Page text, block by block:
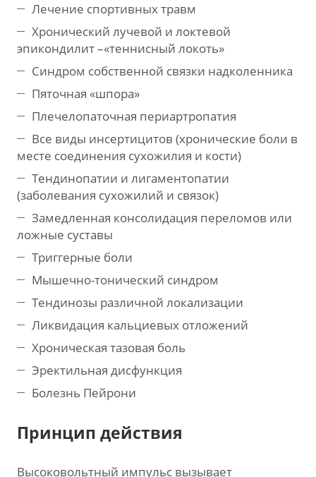
Лечение спортивных травм
Хронический лучевой и локтевой
эпикондилит –«теннисный локоть»
Синдром собственной связки надколенника
Пяточная «шпора»
Плечелопаточная периартропатия
Все виды инсертицитов (хронические боли в
месте соединения сухожилия и кости)
Тендинопатии и лигаментопатии
(заболевания сухожилий и связок)
Замедленная консолидация переломов или
ложные суставы
Триггерные боли
Мышечно-тонический синдром
Тендинозы различной локализации
Ликвидация кальциевых отложений
Хроническая тазовая боль
Эректильная дисфункция
Болезнь Пейрони
Принцип действия
Высоковольтный импульс вызывает